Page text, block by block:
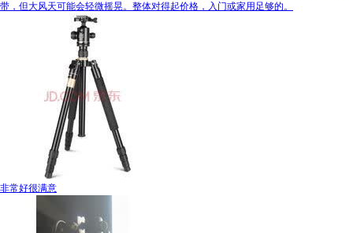
带，但大风天可能会轻微摇晃。整体对得起价格，入门或家用足够的。
非常好很满意